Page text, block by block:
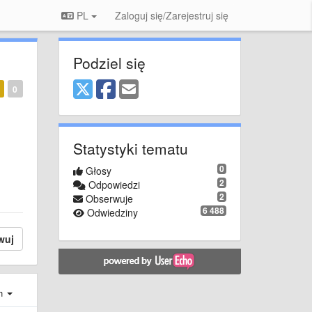
PL Zaloguj się/Zarejestruj się
0
Podziel się
Statystyki tematu
0
Głosy
2
Odpowiedzi
2
Obserwuje
6 488
Odwiedziny